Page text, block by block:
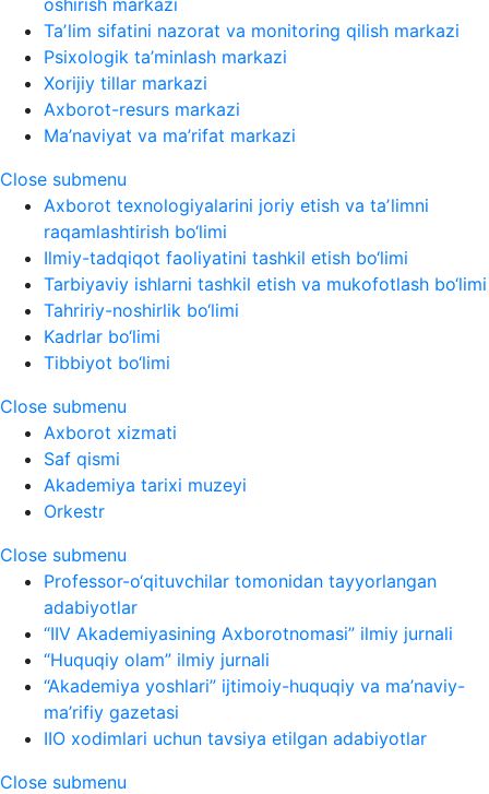
oshirish markazi
Taʼlim sifatini nazorat va monitoring qilish markazi
Psixologik ta’minlash markazi
Xorijiy tillar markazi
Axborot-resurs markazi
Ma’naviyat va ma’rifat markazi
Close submenu
Axborot texnologiyalarini joriy etish va taʼlimni
raqamlashtirish bo‘limi
Ilmiy-tadqiqot faoliyatini tashkil etish bo‘limi
Tarbiyaviy ishlarni tashkil etish va mukofotlash bo‘limi
Tahririy-noshirlik bo‘limi
Kadrlar bo‘limi
Tibbiyot bo‘limi
Close submenu
Axborot xizmati
Saf qismi
Akademiya tarixi muzeyi
Orkestr
Close submenu
Professor-o‘qituvchilar tomonidan tayyorlangan
adabiyotlar
“IIV Akademiyasining Axborotnomasi” ilmiy jurnali
“Huquqiy olam” ilmiy jurnali
“Akademiya yoshlari” ijtimoiy-huquqiy va ma’naviy-
ma’rifiy gazetasi
IIO xodimlari uchun tavsiya etilgan adabiyotlar
Close submenu